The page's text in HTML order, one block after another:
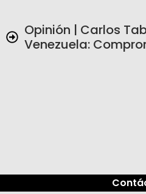
Opinión | Carlos
Venezuela: